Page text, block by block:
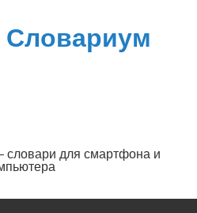
Словариум
словари для смартфона и